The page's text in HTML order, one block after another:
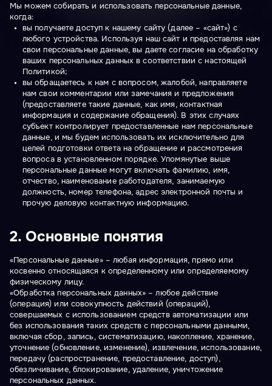
Мы можем собирать и использовать персональные данные,
когда:
вы получаете доступ к нашему сайту (далее – «сайт») с
любого устройства. Используя наш сайт и предоставляя нам
свои персональные данные, вы даете согласие на обработку
ваших персональных данных в соответствии с настоящей
Политикой;
вы обращаетесь к нам с вопросом, жалобой, направляете
нам свои комментарии или замечания и предложения
(предоставляете такие данные, как имя, контактная
информация и содержание обращения). В этих случаях
субъект контролирует предоставленные нам персональные
данные, и мы будем использовать их исключительно для
целей подготовки ответа на обращение и рассмотрения
вопроса в установленном порядке. Упомянутые выше
персональные данные могут включать фамилию, имя,
отчество, наименование работодателя, занимаемую
должность, номер телефона, адрес электронной почты и
прочую деловую контактную информацию.
2. Основные понятия
«Персональные данные» – любая информация, прямо или
косвенно относящаяся к определенному или определяемому
физическому лицу.
«Обработка персональных данных» – любое действие
(операция) или совокупность действий (операций),
совершаемых с использованием средств автоматизации или
без использования таких средств с персональными данными,
включая сбор, запись, систематизацию, накопление, хранение,
уточнение (обновление, изменение), извлечение, использование,
передачу (распространение, предоставление, доступ),
обезличивание, блокирование, удаление, уничтожение
персональных данных.